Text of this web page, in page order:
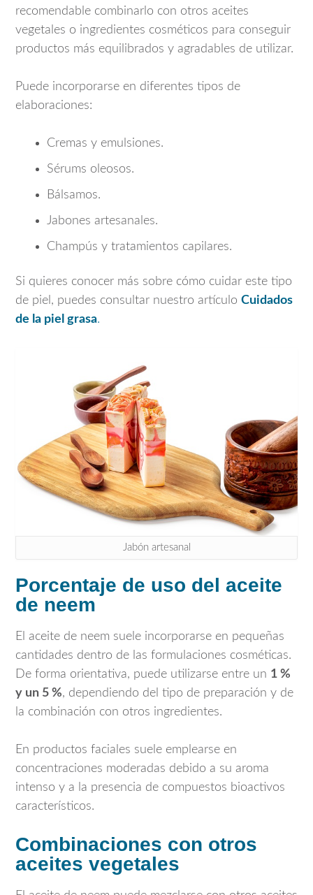
recomendable combinarlo con otros aceites
vegetales o ingredientes cosméticos para conseguir
productos más equilibrados y agradables de utilizar.
Puede incorporarse en diferentes tipos de
elaboraciones:
Cremas y emulsiones.
Sérums oleosos.
Bálsamos.
Jabones artesanales.
Champús y tratamientos capilares.
Si quieres conocer más sobre cómo cuidar este tipo
de piel, puedes consultar nuestro artículo Cuidados
de la piel grasa.
Jabón artesanal
Porcentaje de uso del aceite
de neem
El aceite de neem suele incorporarse en pequeñas
cantidades dentro de las formulaciones cosméticas.
De forma orientativa, puede utilizarse entre un 1 %
y un 5 %, dependiendo del tipo de preparación y de
la combinación con otros ingredientes.
En productos faciales suele emplearse en
concentraciones moderadas debido a su aroma
intenso y a la presencia de compuestos bioactivos
característicos.
Combinaciones con otros
aceites vegetales